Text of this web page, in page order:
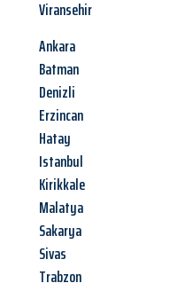
Viransehir
Ankara
Batman
Denizli
Erzincan
Hatay
Istanbul
Kirikkale
Malatya
Sakarya
Sivas
Trabzon